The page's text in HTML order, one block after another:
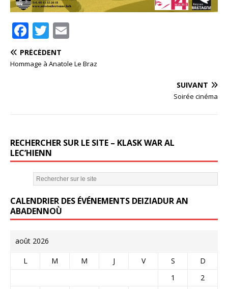
F
a
c
k
T
w
it ai
PRÉCÉDENT
Hommage à Anatole Le Braz
SUIVANT
Soirée cinéma
RECHERCHER SUR LE SITE – KLASK WAR AL
LEC’HIENN
CALENDRIER DES ÉVÉNEMENTS DEIZIADUR AN
ABADENNOÙ
août 2026
L M M J V S
D
1
2